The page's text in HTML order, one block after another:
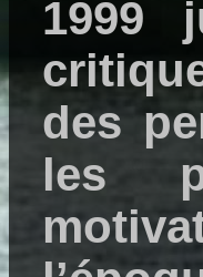
1999
des
les